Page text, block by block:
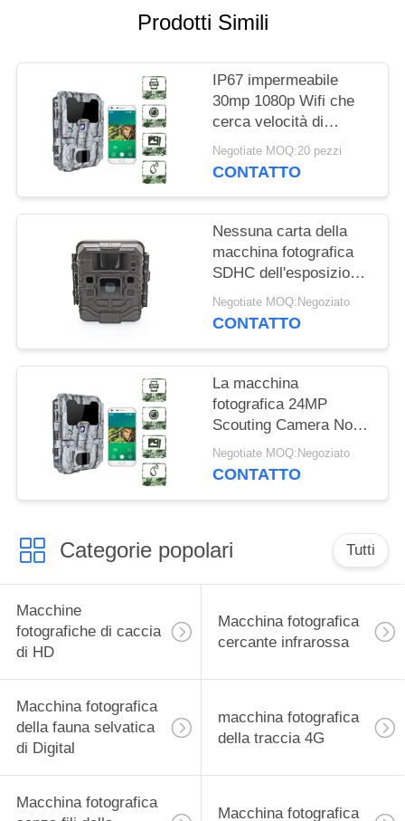
SITO
POLITICA
SULLA
PRIVACY
Prodotti Simili
IP67 impermeabile
30mp 1080p Wifi che
cerca velocità di
innesco della macchina
fotografica 0.25s della
Negotiate MOQ:20 pezzi
CONTATTO
Nessuna carta della
macchina fotografica
SDHC dell'esposizione
140mA WIFI Bluetooth
per caccia
Negotiate MOQ:Negoziato
CONTATTO
La macchina
fotografica 24MP
Scouting Camera No
della traccia del gioco
emette luce funzione
Negotiate MOQ:Negoziato
CONTATTO
Categorie popolari Tutti
Macchine
fotografiche di caccia
di HD
Macchina fotografica
cercante infrarossa
Macchina fotografica
della fauna selvatica
di Digital
macchina fotografica
della traccia 4G
Macchina fotografica
Macchina fotografica